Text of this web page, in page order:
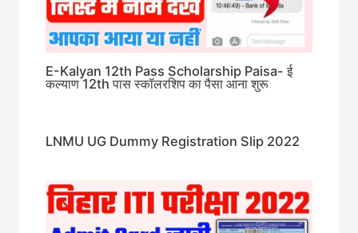
E-Kalyan 12th Pass Scholarship Paisa- ई
कल्याण 12th पास स्कॉलरशिप का पैसा आना शुरू
LNMU UG Dummy Registration Slip 2022